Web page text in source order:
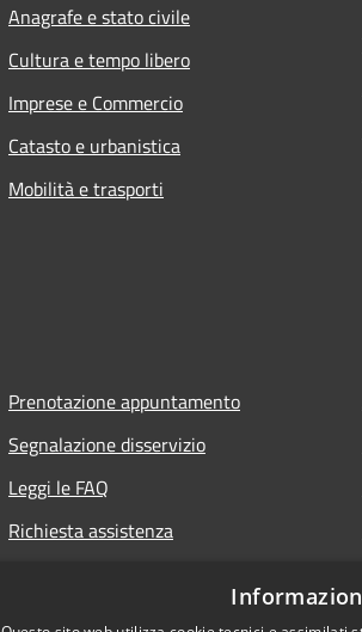
Anagrafe e stato civile
Cultura e tempo libero
Imprese e Commercio
Catasto e urbanistica
Mobilità e trasporti
Prenotazione appuntamento
Segnalazione disservizio
Leggi le FAQ
Richiesta assistenza